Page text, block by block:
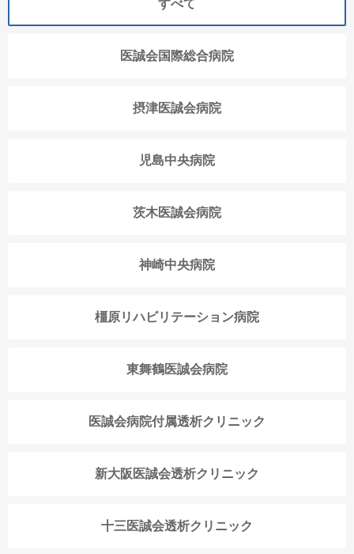
すべて
医誠会国際総合病院
摂津医誠会病院
児島中央病院
茨木医誠会病院
神崎中央病院
橿原リハビリテーション病院
東舞鶴医誠会病院
医誠会病院付属透析クリニック
新大阪医誠会透析クリニック
十三医誠会透析クリニック